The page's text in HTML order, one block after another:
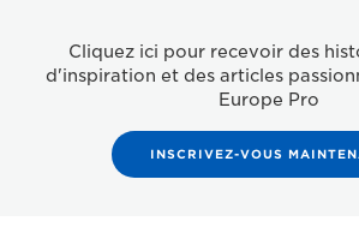
Cliquez ici pour recevoir des
d'inspiration et des articles
Europe Pro
INSCRIVEZ-VOUS